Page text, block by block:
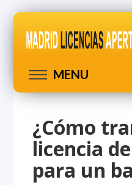
MENU
¿Cómo
licencia
para un